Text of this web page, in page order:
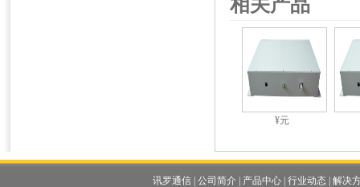
相关产品
¥元
讯罗通信| 公司简介| 产品中心| 行业动态| 解决